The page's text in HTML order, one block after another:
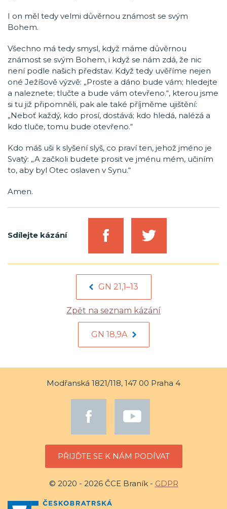
I on měl tedy velmi důvěrnou známost se svým
Bohem.
Všechno má tedy smysl, když máme důvěrnou
známost se svým Bohem, i když se nám zdá, že nic
není podle našich představ. Když tedy uvěříme nejen
oné Ježíšově výzvě: „Proste a dáno bude vám; hledejte
a naleznete; tlučte a bude vám otevřeno.“, kterou jsme
si tu již připomněli, pak ale také příjměme ujištění:
„Neboť každý, kdo prosí, dostává; kdo hledá, nalézá a
kdo tluče, tomu bude otevřeno.“
Kdo máš uši k slyšení slyš, co praví ten, jehož jméno je
Svatý: „A začkoli budete prosit ve jménu mém, učiním
to, aby byl Otec oslaven v Synu.“
Amen.
Sdílejte kázání
GN 21,1–13
Zpět na seznam kázání
GN 18,9A
Modřanská 1821/118, 147 00 Praha 4
PŘIJĎTE SE K NÁM PODÍVAT
© 2020 - 2026 ČCE Braník - GDPR